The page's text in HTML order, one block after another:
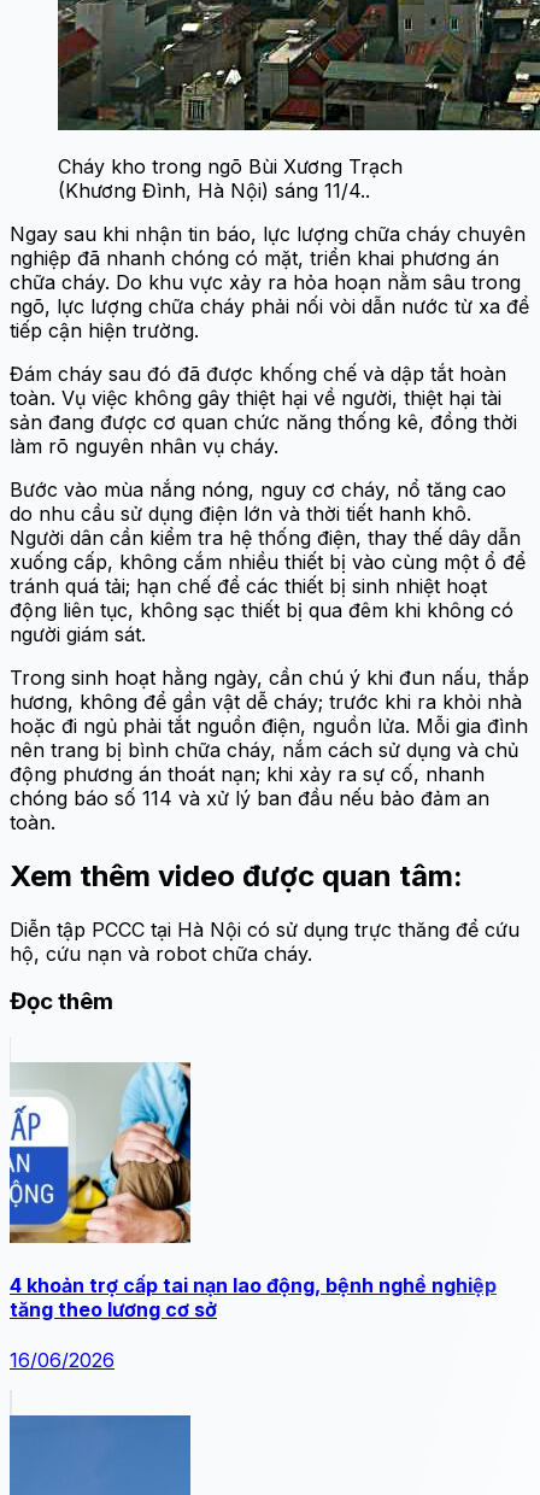
Cháy kho trong ngõ Bùi Xương Trạch
(Khương Đình, Hà Nội) sáng 11/4..
Ngay sau khi nhận tin báo, lực lượng chữa cháy chuyên
nghiệp đã nhanh chóng có mặt, triển khai phương án
chữa cháy. Do khu vực xảy ra hỏa hoạn nằm sâu trong
ngõ, lực lượng chữa cháy phải nối vòi dẫn nước từ xa để
tiếp cận hiện trường.
Đám cháy sau đó đã được khống chế và dập tắt hoàn
toàn. Vụ việc không gây thiệt hại về người, thiệt hại tài
sản đang được cơ quan chức năng thống kê, đồng thời
làm rõ nguyên nhân vụ cháy.
Bước vào mùa nắng nóng, nguy cơ cháy, nổ tăng cao
do nhu cầu sử dụng điện lớn và thời tiết hanh khô.
Người dân cần kiểm tra hệ thống điện, thay thế dây dẫn
xuống cấp, không cắm nhiều thiết bị vào cùng một ổ để
tránh quá tải; hạn chế để các thiết bị sinh nhiệt hoạt
động liên tục, không sạc thiết bị qua đêm khi không có
người giám sát.
Trong sinh hoạt hằng ngày, cần chú ý khi đun nấu, thắp
hương, không để gần vật dễ cháy; trước khi ra khỏi nhà
hoặc đi ngủ phải tắt nguồn điện, nguồn lửa. Mỗi gia đình
nên trang bị bình chữa cháy, nắm cách sử dụng và chủ
động phương án thoát nạn; khi xảy ra sự cố, nhanh
chóng báo số 114 và xử lý ban đầu nếu bảo đảm an
toàn.
Xem thêm video được quan tâm:
Diễn tập PCCC tại Hà Nội có sử dụng trực thăng để cứu
hộ, cứu nạn và robot chữa cháy.
Đọc thêm
4 khoản trợ cấp tai nạn lao động, bệnh nghề nghiệp
tăng theo lương cơ sở
16/06/2026